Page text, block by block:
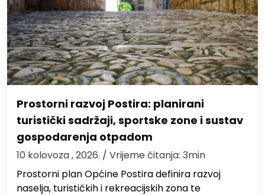
Prostorni razvoj Postira: planirani
turistički sadržaji, sportske zone i sustav
gospodarenja otpadom
10 kolovoza , 2026. / Vrijeme čitanja: 3min
Prostorni plan Općine Postira definira razvoj
naselja, turističkih i rekreacijskih zona te